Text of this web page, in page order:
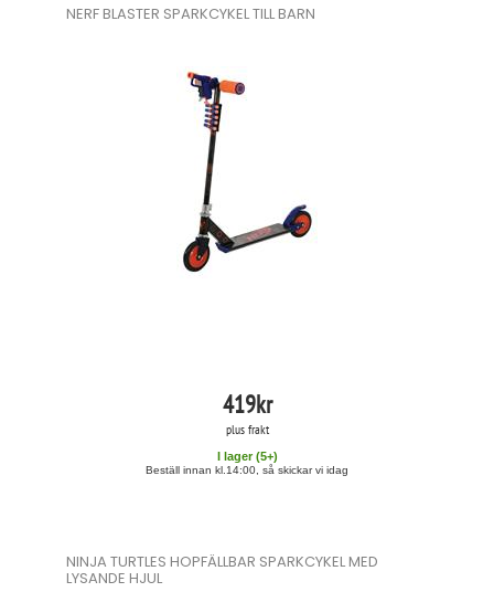
NERF BLASTER SPARKCYKEL TILL BARN
419kr
plus frakt
I lager (5+)
Beställ innan kl.14:00, så skickar vi idag
NINJA TURTLES HOPFÄLLBAR SPARKCYKEL MED
LYSANDE HJUL